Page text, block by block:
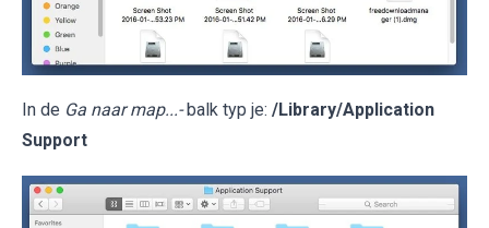
In de Ga naar map...- balk typ je: /Library/Application
Support